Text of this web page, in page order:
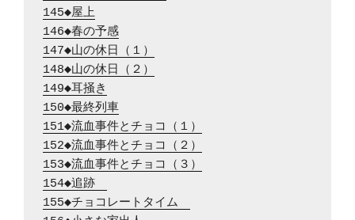
145◆屋上
146◆春の予感
147◆山の休日（１）
148◆山の休日（２）
149◆耳掻き
150◆最終列車
151◆流血事件とチョコ（１）
152◆流血事件とチョコ（２）
153◆流血事件とチョコ（３）
154◆追跡
155◆チョコレートタイム